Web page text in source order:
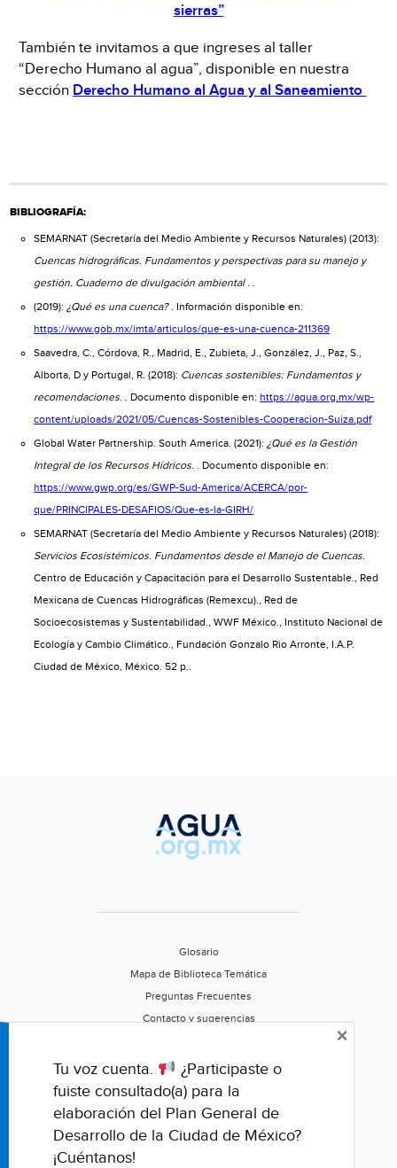
sierras”
También te invitamos a que ingreses al taller
“Derecho Humano al agua”, disponible en nuestra
sección Derecho Humano al Agua y al Saneamiento
BIBLIOGRAFÍA:
SEMARNAT (Secretaría del Medio Ambiente y Recursos Naturales) (2013):
Cuencas hidrográficas. Fundamentos y perspectivas para su manejo y
gestión. Cuaderno de divulgación ambiental. .
(2019):¿Qué es una cuenca?. Información disponible en:
https://www.gob.mx/imta/articulos/que-es-una-cuenca-211369
Saavedra, C., Córdova, R., Madrid, E., Zubieta, J., González, J., Paz, S.,
Alborta, D y Portugal, R. (2018): Cuencas sostenibles: Fundamentos y
recomendaciones. . Documento disponible en: https://agua.org.mx/wp-
content/uploads/2021/05/Cuencas-Sostenibles-Cooperacion-Suiza.pdf
Global Water Partnership. South America. (2021):¿Qué es la Gestión
Integral de los Recursos Hídricos. . Documento disponible en:
https://www.gwp.org/es/GWP-Sud-America/ACERCA/por-
que/PRINCIPALES-DESAFIOS/Que-es-la-GIRH/
SEMARNAT (Secretaría del Medio Ambiente y Recursos Naturales) (2018):
Servicios Ecosistémicos. Fundamentos desde el Manejo de Cuencas.
Centro de Educación y Capacitación para el Desarrollo Sustentable., Red
Mexicana de Cuencas Hidrográficas (Remexcu)., Red de
Socioecosistemas y Sustentabilidad., WWF México., Instituto Nacional de
Ecología y Cambio Climático., Fundación Gonzalo Rio Arronte, I.A.P.
Ciudad de México, México. 52 p..
Glosario
Mapa de Biblioteca Temática
Preguntas Frecuentes
Contacto y sugerencias
Califica este portal
Tu voz cuenta.
¿Participaste o
fuiste consultado(a) para la
elaboración del Plan General de
Desarrollo de la Ciudad de México?
¡Cuéntanos!
×